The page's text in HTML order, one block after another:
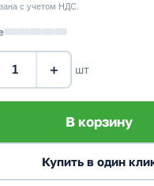
с учетом НДС.
+ шт